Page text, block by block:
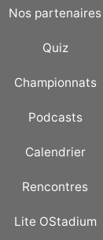
Nos partenaires
Quiz
Championnats
Podcasts
Calendrier
Rencontres
Lite OStadium